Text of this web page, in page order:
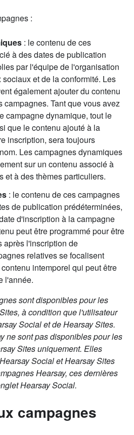
:
: le contenu de ces
à des dates de publication
par l'équipe de l'organisation
et de la conformité. Les
également ajouter du contenu
campagnes. Tant que vous avez
campagne dynamique, tout le
que le contenu ajouté à la
inscription, sera toujours
Lescampagnes dynamiques
sur un contenu associé à
et à des thèmes particuliers.
: le contenu de ces campagnes
de publication prédéterminées,
d'inscription à la campagne
peut être programmé pour être
après l'inscription de
relatives se focalisent
intemporel qui peut être
l'année.
sont disponibles pour les
à condition que l'utilisateur
Social et de Hearsay Sites.
ne sont pas disponibles pour les
Sites uniquement. Elles
Social et Hearsay Sites
Hearsay, ces dernières
Hearsay Social.
campagnes